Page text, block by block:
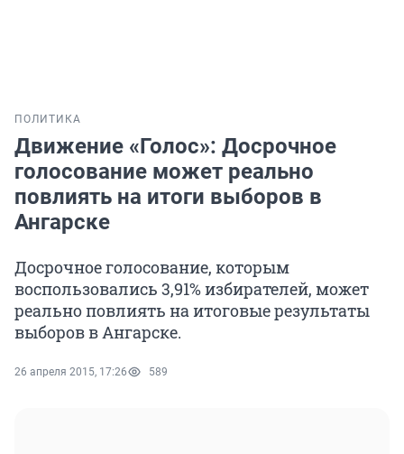
ПОЛИТИКА
Движение «Голос»: Досрочное
голосование может реально
повлиять на итоги выборов в
Ангарске
Досрочное голосование, которым
воспользовались 3,91% избирателей, может
реально повлиять на итоговые результаты
выборов в Ангарске.
26 апреля 2015, 17:26 589